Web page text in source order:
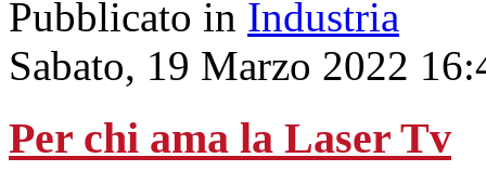
Pubblicato in Industria
Sabato, 19 Marzo 2022
Per chi ama la Laser Tv